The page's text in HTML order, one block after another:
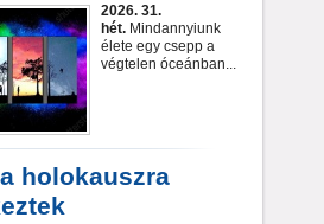
2026. 31.
hét. Mindannyiunk
élete egy csepp a
végtelen óceánban...
holokauszra